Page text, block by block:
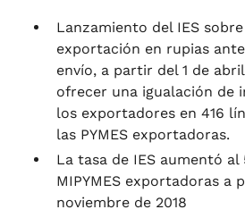
Lanzamiento del IES
exportación en rupias
envío, a partir del 1 de
ofrecer una igualación de
los exportadores en 416
las PYMES exportadoras.
La tasa de IES aumentó al
MIPYMES exportadoras a
noviembre de 2018